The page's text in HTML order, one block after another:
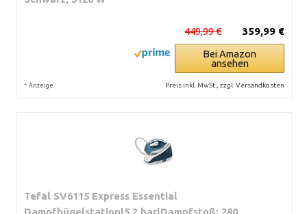
359,99 €
449,99 €
Bei Amazon
ansehen
* Anzeige Preis inkl. MwSt., zzgl. Versandkosten
Tefal SV6115 Express Essential
Dampfbügelstation|5,2 bar|Dampfstoß: 280